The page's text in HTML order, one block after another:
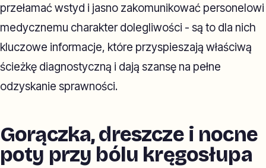
przełamać wstyd i jasno zakomunikować personelowi
medycznemu charakter dolegliwości - są to dla nich
kluczowe informacje, które przyspieszają właściwą
ścieżkę diagnostyczną i dają szansę na pełne
odzyskanie sprawności.
Gorączka, dreszcze i nocne
poty przy bólu kręgosłupa